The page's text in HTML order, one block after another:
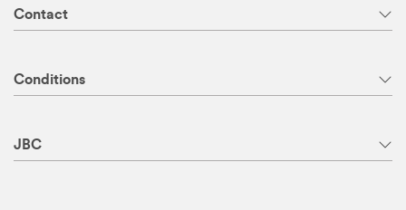
Contact
Conditions
JBC